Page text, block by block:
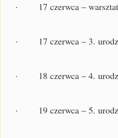
· 17 czerwca – warsztaty
· 17 czerwca – 3.
· 18 czerwca – 4.
· 19 czerwca – 5.